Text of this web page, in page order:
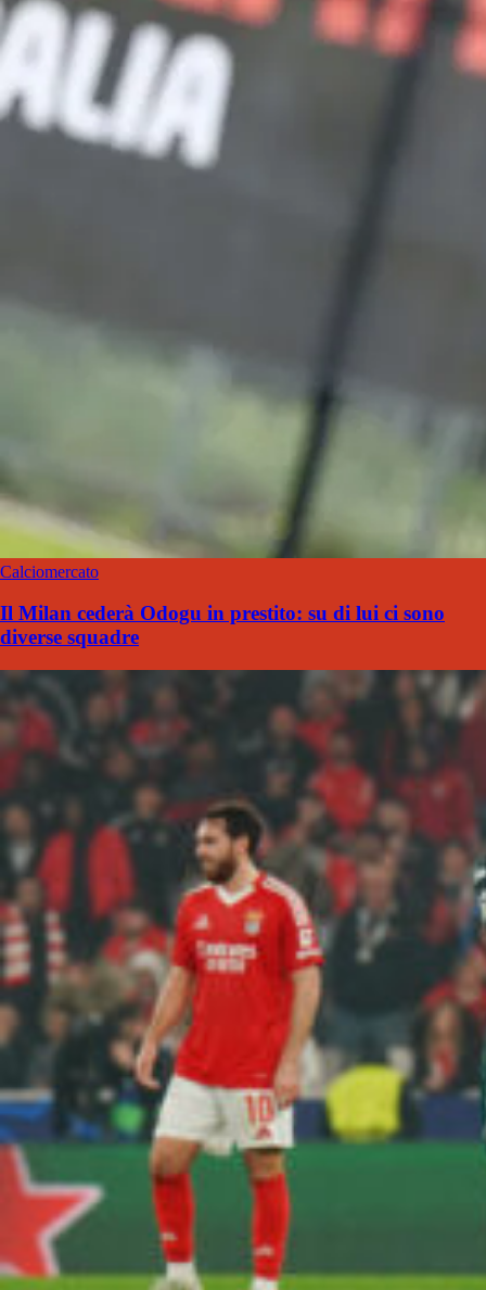
Calciomercato
Il Milan cederà Odogu in prestito: su di lui ci sono
diverse squadre